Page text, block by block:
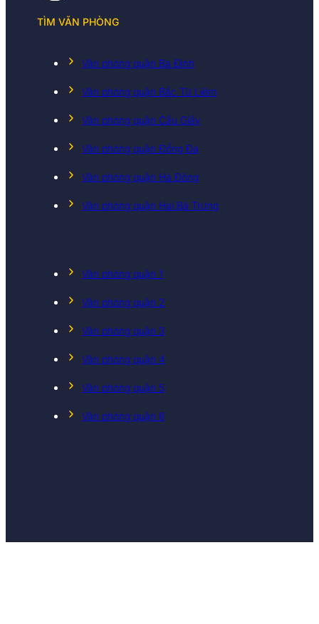
TÌM VĂN PHÒNG
Văn phòng quận Ba Đình
Văn phòng quận Bắc Từ Liêm
Văn phòng quận Cầu Giấy
Văn phòng quận Đống Đa
Văn phòng quận Hà Đông
Văn phòng quận Hai Bà Trưng
Văn phòng quận 1
Văn phòng quận 2
Văn phòng quận 3
Văn phòng quận 4
Văn phòng quận 5
Văn phòng quận 6